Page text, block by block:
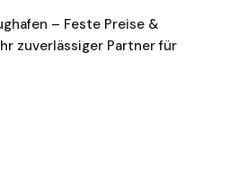
– Feste Preise &
zuverlässiger Partner für